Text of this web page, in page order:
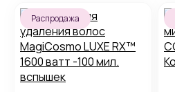
Распродажа